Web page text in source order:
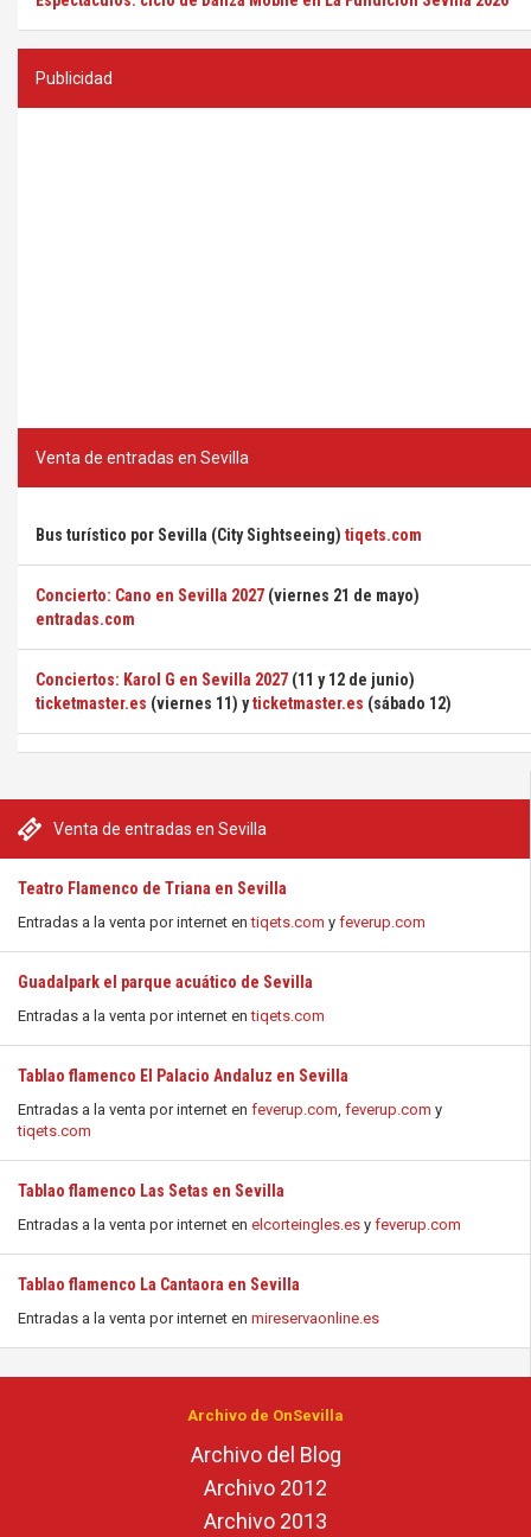
Venta de entradas en Sevilla
Teatro Flamenco de Triana en Sevilla
Entradas a la venta por internet entiqets.com y feverup.com
Guadalpark el parque acuático de Sevilla
Entradas a la venta por internet entiqets.com
Tablao flamenco El Palacio Andaluz en Sevilla
Entradas a la venta por internet en feverup.com, feverup.com y
tiqets.com
Tablao flamenco Las Setas en Sevilla
Entradas a la venta por internet en elcorteingles.es y feverup.com
Tablao flamenco La Cantaora en Sevilla
Entradas a la venta por internet en mireservaonline.es
Publicidad
Venta de entradas en Sevilla
Bus turístico por Sevilla (City Sightseeing) tiqets.com
Concierto: Cano en Sevilla 2027 (viernes 21 de mayo)
entradas.com
Conciertos: Karol G en Sevilla 2027 (11 y 12 de junio)
ticketmaster.es (viernes 11) yticketmaster.es (sábado 12)
Archivo de OnSevilla
Archivo del Blog
Archivo 2012
Archivo 2013